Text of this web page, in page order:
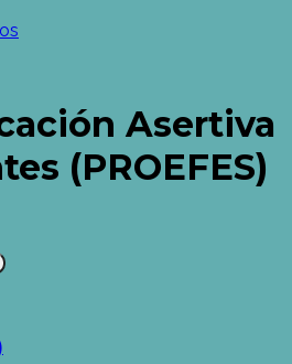
Asertiva
(PROEFES)